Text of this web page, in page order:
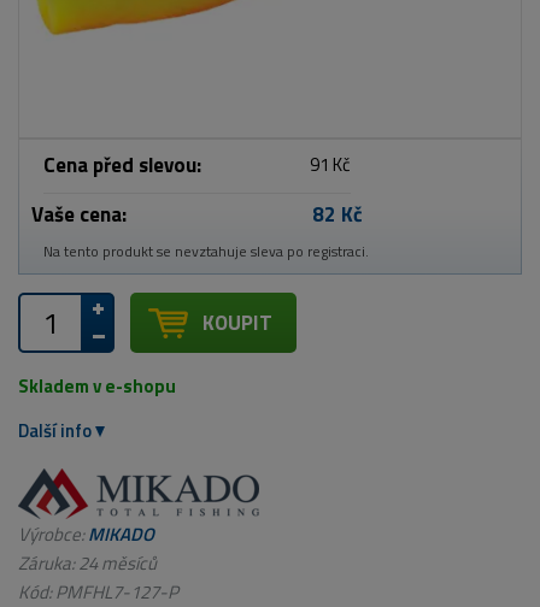
Cena před slevou: 91 Kč
Vaše cena: 82 Kč
Na tento produkt se nevztahuje sleva po registraci.
KOUPIT
Skladem v e-shopu
Další info
Výrobce:MIKADO
Záruka: 24 měsíců
Kód:PMFHL7-127-P